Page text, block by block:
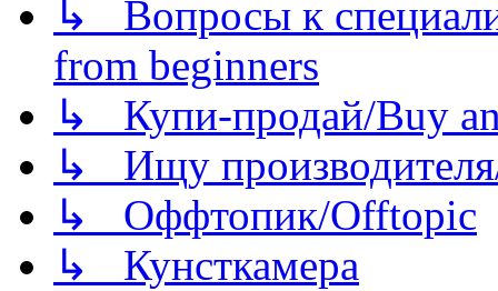
↳ Вопросы к
from beginners
↳ Купи-продай/Buy
↳ Ищу
↳ Оффтопик/Offtopic
↳ Кунсткамера